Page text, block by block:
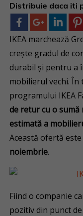
Distribuie daca iti
IKEA marchează
crește gradul de
durabil și pentru a
mobilierul vechi. În
programului IKEA
de retur cu o sumă
estimată a
Această ofertă
noiembrie.
Fiind o companie
pozitiv din punct